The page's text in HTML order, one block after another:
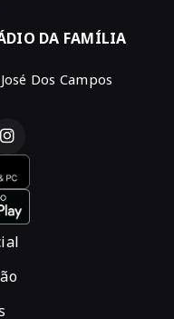
DA FAMÍLIA
Dos Campos